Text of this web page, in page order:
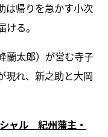
は帰りを急かす小次
る。
蘭太郎）が営む寺子
現れ、新之助と大岡
ャル 紀州藩主・